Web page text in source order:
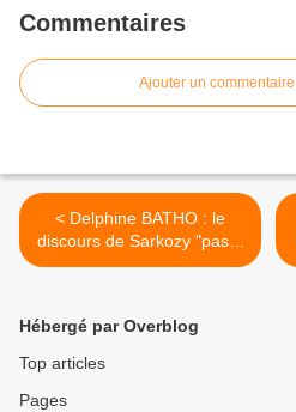
Commentaires
Ajouter un commentaire
< Delphine BATHO : le
discours de Sarkozy "pas à
la hauteur de l'évènement
Hébergé par Overblog
Top articles
Pages